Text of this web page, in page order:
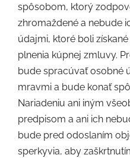
spôsobom, ktorý
zhromaždené a nebude
údajmi, ktoré boli
plnenia kúpnej zmluvy.
bude spracúvať osobné
mravmi a bude konať
Nariadeniu ani iným
predpisom a ani ich
bude pred odoslaním
sperkyvia, aby